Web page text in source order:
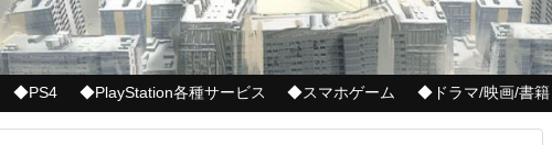
◆PS4 ◆PlayStation各種サービス ◆スマホゲーム ◆ドラマ/映画/書籍